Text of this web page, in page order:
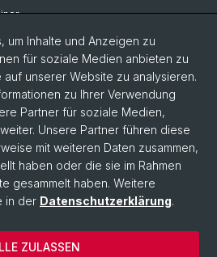
Fakultät
um Inhalte und Anzeigen zu
für soziale Medien anbieten zu
unserer Website zu analysieren.
zu Ihrer Verwendung
Partner für soziale Medien,
Unsere Partner führen diese
mit weiteren Daten zusammen,
haben oder die sie im Rahmen
gesammelt haben. Weitere
in der Datenschutzerklärung.
ZULASSEN